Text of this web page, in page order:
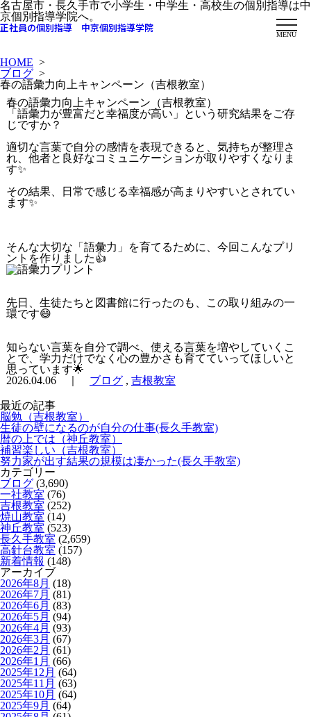
名古屋市・長久手市で小学生・中学生・高校生の個別指導は中
京個別指導学院へ。
正社員の個別指導 中京個別指導学院
MENU
HOME >
ブログ >
春の語彙力向上キャンペーン（吉根教室）
春の語彙力向上キャンペーン（吉根教室）
「語彙力が豊富だと幸福度が高い」という研究結果をご存
じですか？
適切な言葉で自分の感情を表現できると、気持ちが整理さ
れ、他者と良好なコミュニケーションが取りやすくなりま
す✨
その結果、日常で感じる幸福感が高まりやすいとされてい
ます✨
そんな大切な「語彙力」を育てるために、今回こんなプリ
ントを作りました👍
先日、生徒たちと図書館に行ったのも、この取り組みの一
環です😄
知らない言葉を自分で調べ、使える言葉を増やしていくこ
とで、学力だけでなく心の豊かさも育てていってほしいと
思っています🌟
2026.04.06 ｜ ブログ, 吉根教室
最近の記事
脳勉（吉根教室）
生徒の壁になるのが自分の仕事(長久手教室)
暦の上では（神丘教室）
補習楽しい（吉根教室）
努力家が出す結果の規模は凄かった(長久手教室)
カテゴリー
ブログ (3,690)
一社教室 (76)
吉根教室 (252)
焼山教室 (14)
神丘教室 (523)
長久手教室 (2,659)
高針台教室 (157)
新着情報 (148)
アーカイブ
2026年8月 (18)
2026年7月 (81)
2026年6月 (83)
2026年5月 (94)
2026年4月 (93)
2026年3月 (67)
2026年2月 (61)
2026年1月 (66)
2025年12月 (64)
2025年11月 (63)
2025年10月 (64)
2025年9月 (64)